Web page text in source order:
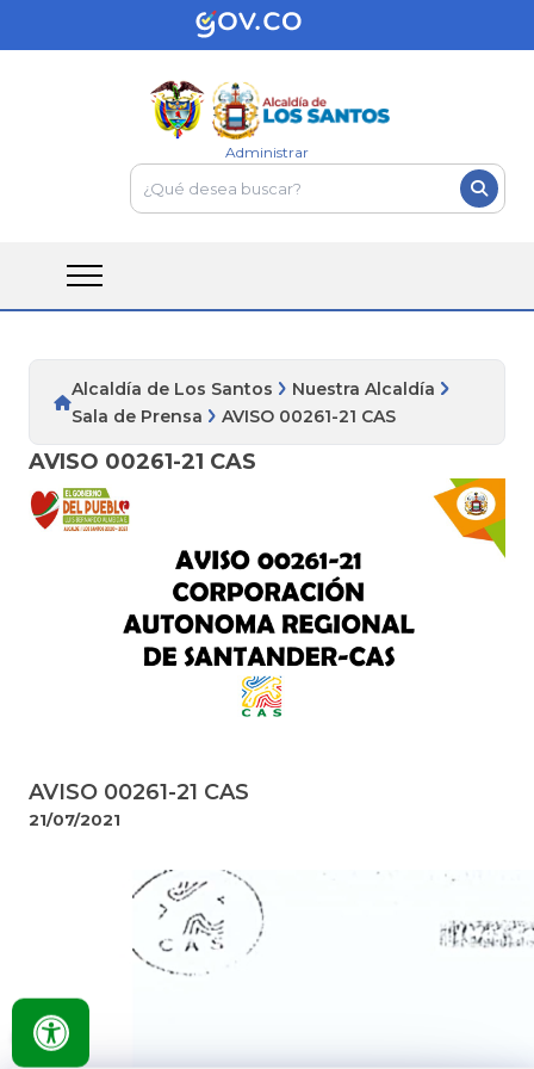
Administrar
Alcaldía de Los Santos
Nuestra Alcaldía
Sala de Prensa
AVISO 00261-21 CAS
AVISO 00261-21 CAS
AVISO 00261-21 CAS
21/07/2021